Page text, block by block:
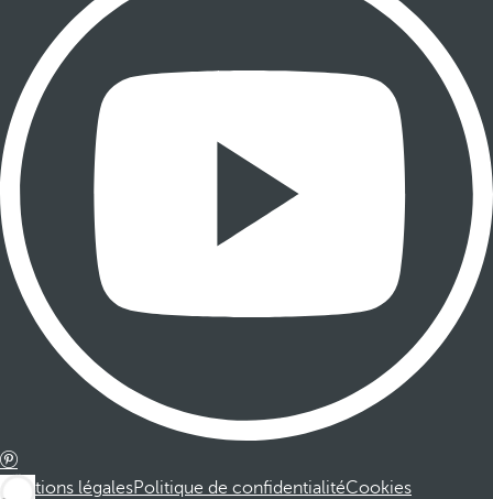
Mentions légalesPolitique de confidentialitéCookies